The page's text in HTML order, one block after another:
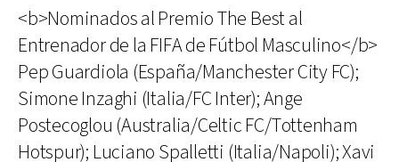
<b>Nominados al Premio The Best al
Entrenador de la FIFA de Fútbol Masculino</b>
Pep Guardiola (España/Manchester City FC);
Simone Inzaghi (Italia/FC Inter); Ange
Postecoglou (Australia/Celtic FC/Tottenham
Hotspur); Luciano Spalletti (Italia/Napoli); Xavi